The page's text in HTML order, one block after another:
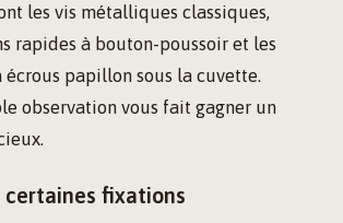
les vis métalliques classiques,
rapides à bouton-poussoir et les
écrous papillon sous la cuvette.
observation vous fait gagner un
certaines fixations